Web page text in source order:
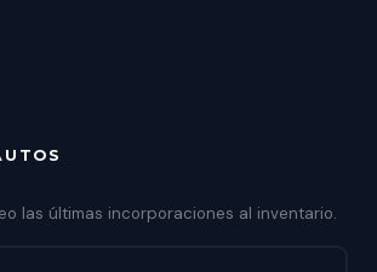
las últimas incorporaciones al inventario.